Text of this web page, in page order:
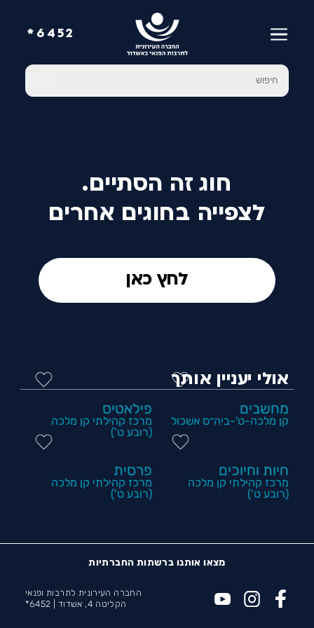
6452*
חוג זה הסתיים.
לצפייה בחוגים אחרים
לחץ כאן
אולי יעניין אותך
מחשבים
קן מלכה-ט'-ביה״ס אשכול
פילאטיס
מרכז קהילתי קן מלכה
(רובע ט')
חיות וחיוכים
מרכז קהילתי קן מלכה
(רובע ט')
פרסית
מרכז קהילתי קן מלכה
(רובע ט')
מצאו אותנו ברשתות החברתיות
החברה העירונית לתרבות ופנאי
הקליטה 4, אשדוד |
6452*